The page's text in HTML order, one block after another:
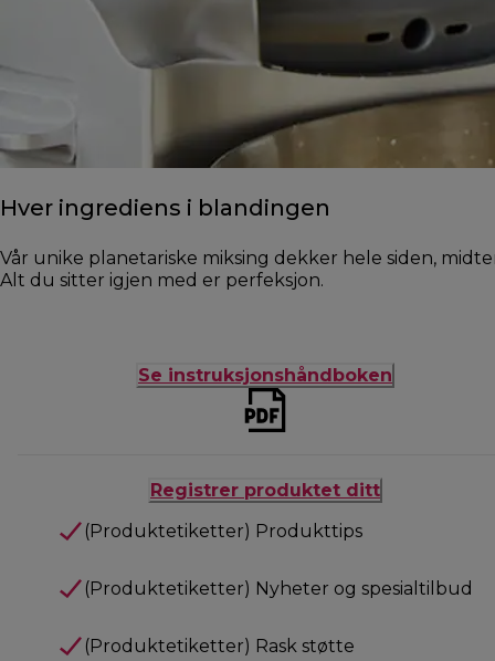
Hver ingrediens i blandingen
Vår unike planetariske miksing dekker hele siden,
Alt du sitter igjen med er perfeksjon.
Se instruksjonshåndboken
Registrer produktet ditt
(Produktetiketter) Produkttips
(Produktetiketter) Nyheter og spesialtilbud
(Produktetiketter) Rask støtte